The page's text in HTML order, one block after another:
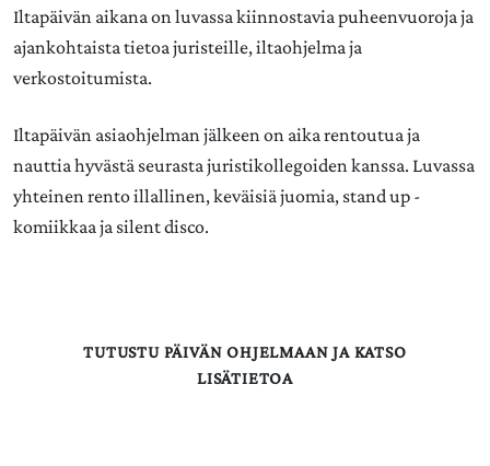
Iltapäivän aikana on luvassa kiinnostavia puheenvuoroja ja
ajankohtaista tietoa juristeille, iltaohjelma ja
verkostoitumista.
Iltapäivän asiaohjelman jälkeen on aika rentoutua ja
nauttia hyvästä seurasta juristikollegoiden kanssa. Luvassa
yhteinen rento illallinen, keväisiä juomia, stand up -
komiikkaa ja silent disco.
TUTUSTU PÄIVÄN OHJELMAAN JA KATSO
LISÄTIETOA